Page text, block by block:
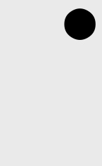
⬤